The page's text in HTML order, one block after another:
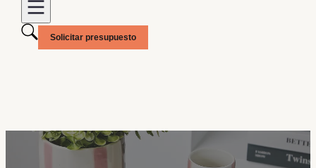
Solicitar presupuesto